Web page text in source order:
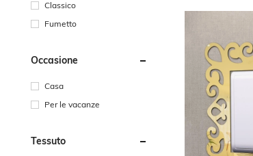
Classico
Fumetto
Occasione
Casa
Per le vacanze
Tessuto